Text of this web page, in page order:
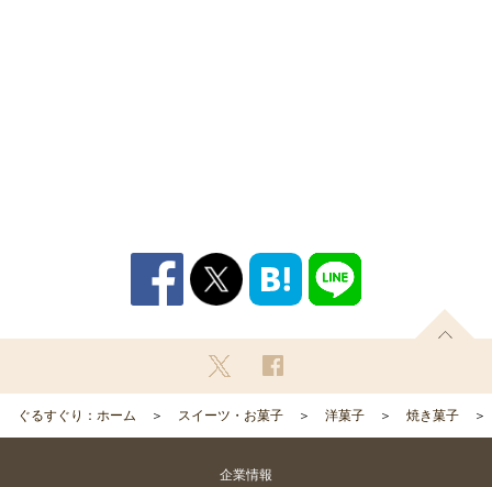
ぐるすぐり：ホーム スイーツ・お菓子 洋菓子 焼き菓子
企業情報